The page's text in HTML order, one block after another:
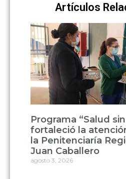
Artículos
Programa “Salud
fortaleció la
la Penitenciaría
Juan Caballero
agosto 3, 2026